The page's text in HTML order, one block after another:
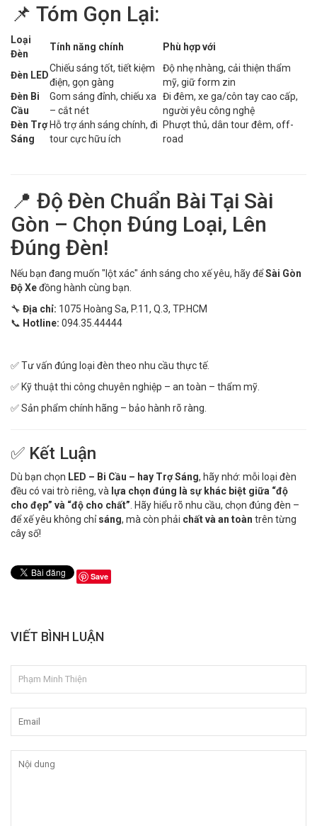
📌 Tóm Gọn Lại:
Loại
Đèn
Tính năng chính Phù hợp với
Đèn LED
Chiếu sáng tốt, tiết kiệm
điện, gọn gàng
Độ nhẹ nhàng, cải thiện thẩm
mỹ, giữ form zin
Đèn Bi
Cầu
Gom sáng đỉnh, chiếu xa
– cắt nét
Đi đêm, xe ga/côn tay cao cấp,
người yêu công nghệ
Đèn Trợ
Sáng
Hỗ trợ ánh sáng chính, đi
tour cực hữu ích
Phượt thủ, dân tour đêm, off-
road
📍 Độ Đèn Chuẩn Bài Tại Sài
Gòn – Chọn Đúng Loại, Lên
Đúng Đèn!
Nếu bạn đang muốn "lột xác" ánh sáng cho xế yêu, hãy đểSài Gòn
Độ Xeđồng hành cùng bạn.
🔧 Địa chỉ: 1075 Hoàng Sa, P.11, Q.3, TP.HCM
📞 Hotline: 094.35.44444
✅ Tư vấn đúng loại đèn theo nhu cầu thực tế.
✅ Kỹ thuật thi công chuyên nghiệp – an toàn – thẩm mỹ.
✅ Sản phẩm chính hãng – bảo hành rõ ràng.
✅ Kết Luận
Dù bạn chọn LED – Bi Cầu – hay Trợ Sáng, hãy nhớ: mỗi loại đèn
đều có vai trò riêng, và lựa chọn đúng là sự khác biệt giữa “độ
cho đẹp” và “độ cho chất” . Hãy hiểu rõ nhu cầu, chọn đúng đèn –
để xế yêu không chỉsáng, mà còn phải chất và an toàn trên từng
cây số!
Save
VIẾT BÌNH LUẬN